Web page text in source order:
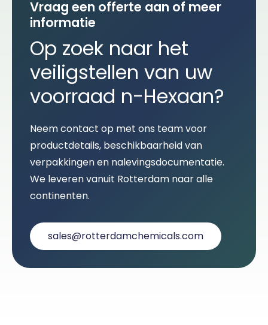
Vraag een offerte aan of meer
informatie
Op zoek naar het
veiligstellen van uw
voorraad n-Hexaan?
Neem contact op met ons team voor
productdetails, beschikbaarheid van
verpakkingen en nalevingsdocumentatie.
We leveren vanuit Rotterdam naar alle
continenten.
sales@rotterdamchemicals.com